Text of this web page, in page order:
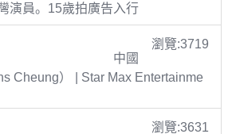
演員。15歲拍廣告入行
瀏覽:3719
中國
Cheung） | Star Max Entertainme
瀏覽:3631